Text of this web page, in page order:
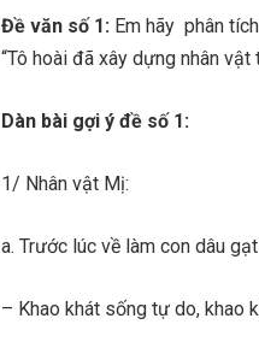
Đề văn số 1: Em hãy phân
“Tô hoài đã xây dựng nhân
Dàn bài gợi ý đề số 1:
1/ Nhân vật Mị:
a. Trước lúc về làm con dâu
– Khao khát sống tự do, khao